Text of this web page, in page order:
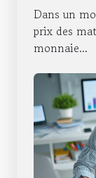
couvrir
Dans un
prix des
monnaie...